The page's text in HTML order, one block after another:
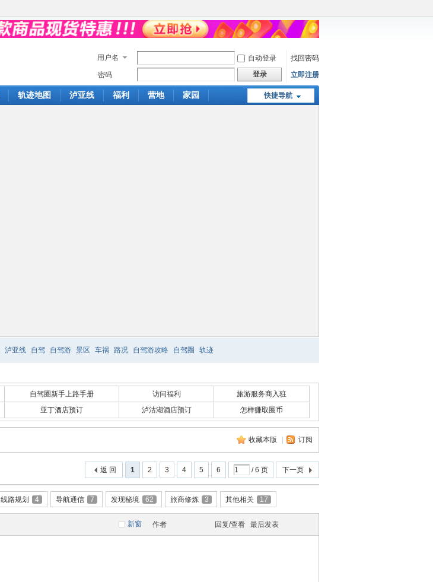
用户名 自动登录
找回密码
密码
登录 立即注册
快捷导航
轨迹地图 泸亚线 福利 营地 家园
泸亚线 自驾 自驾游 景区 车祸 路况 自驾游攻略 自驾圈 轨迹
自驾圈新手上路手册 访问福利
旅游服务商入驻
亚丁酒店预订 泸沽湖酒店预订 怎样赚取圈币
收藏本版 订阅
1 2 3 4 5 6 / 6 页 下一页
返 回
线路规划 4 导航通信 7 发现秘境 62 旅商修炼 3 其他相关 17
新窗 作者 回复/查看 最后发表